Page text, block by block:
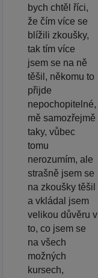
bych chtěl říci,
že čím více se
blížili zkoušky,
tak tím více
jsem se na ně
těšil, někomu to
přijde
nepochopitelné,
mě samozřejmě
taky, vůbec
tomu
nerozumím, ale
strašně jsem se
na zkoušky těšil
a vkládal jsem
velikou důvěru v
to, co jsem se
na všech
možných
kursech,